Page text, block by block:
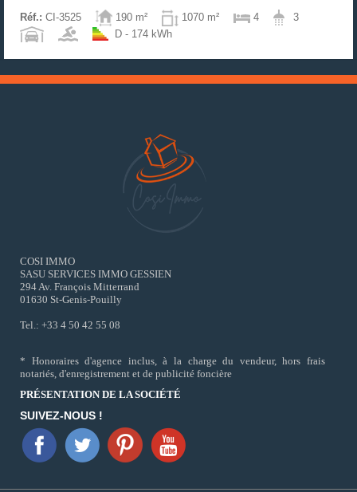
Réf.: CI-3525 190 m² 1070 m² 4
3
D - 174 kWh
COSI IMMO
SASU SERVICES IMMO GESSIEN
294 Av. François Mitterrand
01630 St-Genis-Pouilly
Tel.: +33 4 50 42 55 08
* Honoraires d'agence inclus, à la charge du vendeur, hors frais
notariés, d'enregistrement et de publicité foncière
PRÉSENTATION DE LA SOCIÉTÉ
SUIVEZ-NOUS !